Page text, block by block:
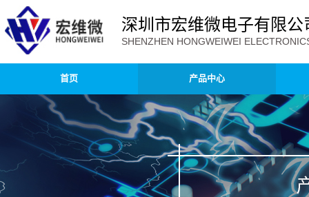
深圳市宏维微电子有限公
SHENZHEN HONGWEIWEI
首页 产品中心